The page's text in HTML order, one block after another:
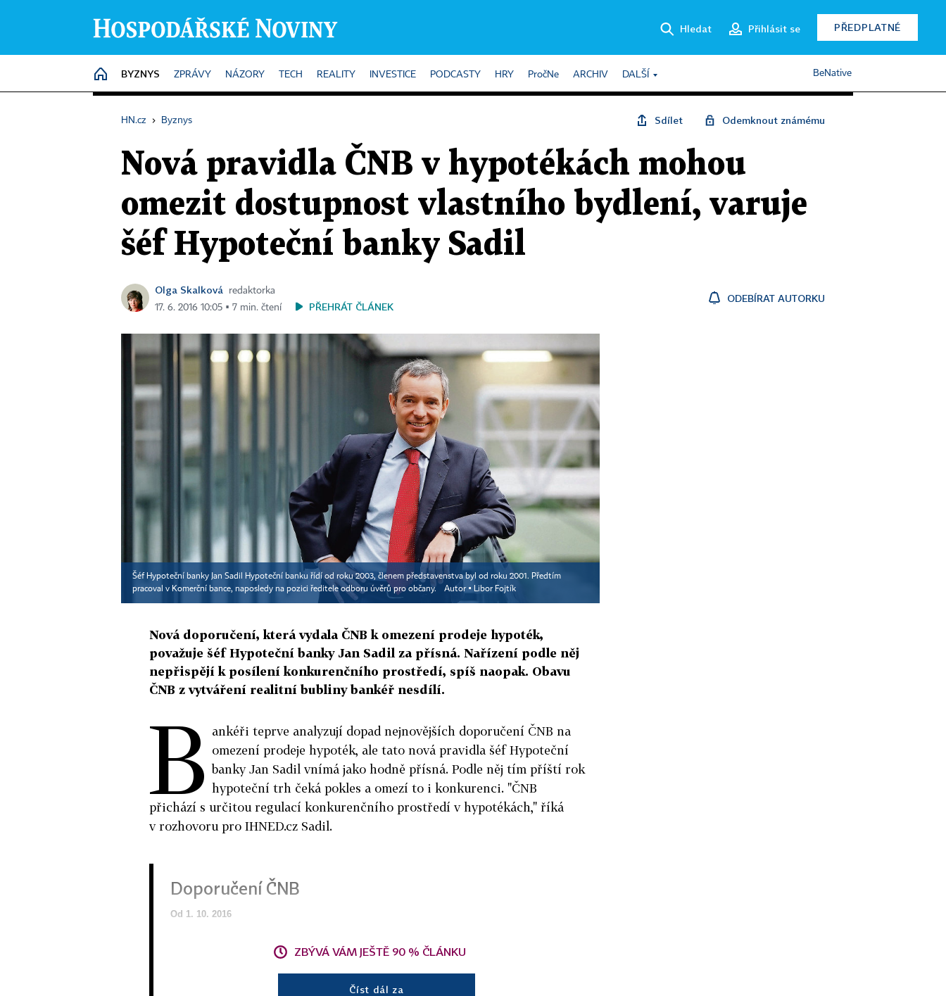
Hledat Přihlásit se PŘEDPLATNÉ
HOME
BYZNYS ZPRÁVY NÁZORY TECH REALITY INVESTICE PODCASTY HRY PročNe ARCHIV DALŠÍ BeNative
HN.cz › Byznys Sdílet Odemknout známému
Nová pravidla ČNB v hypotékách mohou
omezit dostupnost vlastního bydlení, varuje
šéf Hypoteční banky Sadil
Olga Skalková
redaktorka
17. 6. 2016 10:05 ▪ 7 min. čtení
PŘEHRÁT ČLÁNEK
ODEBÍRAT AUTORKU
Šéf Hypoteční banky Jan Sadil Hypoteční banku řídí od roku 2003, členem představenstva byl od roku 2001. Předtím
pracoval v Komerční bance, naposledy na pozici ředitele odboru úvěrů pro občany.
Autor ▪ Libor Fojtík
Nová doporučení, která vydala ČNB k omezení prodeje hypoték,
považuje šéf Hypoteční banky Jan Sadil za přísná. Nařízení podle něj
nepřispějí k posílení konkurenčního prostředí, spíš naopak. Obavu
ČNB z vytváření realitní bubliny bankéř nesdílí.
B ankéři teprve analyzují dopad nejnovějších doporučení ČNB na
omezení prodeje hypoték, ale tato nová pravidla šéf Hypoteční
banky Jan Sadil vnímá jako hodně přísná. Podle něj tím příští rok
hypoteční trh čeká pokles a omezí to i konkurenci. "ČNB
přichází s určitou regulací konkurenčního prostředí v hypotékách," říká
v rozhovoru pro IHNED.cz Sadil.
Doporučení ČNB
Od 1. 10. 2016
ZBÝVÁ VÁM JEŠTĚ 90 % ČLÁNKU
Číst dál za